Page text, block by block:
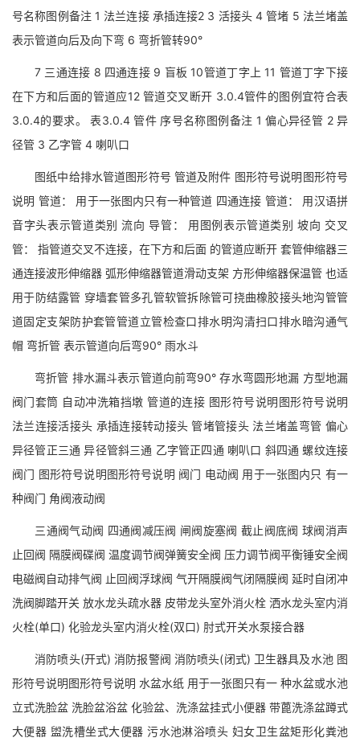
号名称图例备注 1 法兰连接 承插连接2 3 活接头 4 管堵 5 法兰堵盖
表示管道向后及向下弯 6 弯折管转90°
7 三通连接 8 四通连接 9 盲板 10管道丁字上 11 管道丁字下接
在下方和后面的管道应12 管道交叉断开 3.0.4管件的图例宜符合表
3.0.4的要求。 表3.0.4 管件 序号名称图例备注 1 偏心异径管 2 异
径管 3 乙字管 4 喇叭口
图纸中给排水管道图形符号 管道及附件 图形符号说明图形符号
说明 管道： 用于一张图内只有一种管道 四通连接 管道： 用汉语拼
音字头表示管道类别 流向 导管： 用图例表示管道类别 坡向 交叉
管： 指管道交叉不连接，在下方和后面 的管道应断开 套管伸缩器三
通连接波形伸缩器 弧形伸缩器管道滑动支架 方形伸缩器保温管 也适
用于防结露管 穿墙套管多孔管软管拆除管可挠曲橡胶接头地沟管管
道固定支架防护套管管道立管检查口排水明沟清扫口排水暗沟通气
帽 弯折管 表示管道向后弯90° 雨水斗
弯折管 排水漏斗表示管道向前弯90° 存水弯圆形地漏 方型地漏
阀门套筒 自动冲洗箱挡墩 管道的连接 图形符号说明图形符号说明
法兰连接活接头 承插连接转动接头 管堵管接头 法兰堵盖弯管 偏心
异径管正三通 异径管斜三通 乙字管正四通 喇叭口 斜四通 螺纹连接
阀门 图形符号说明图形符号说明 阀门 电动阀 用于一张图内只 有一
种阀门 角阀液动阀
三通阀气动阀 四通阀减压阀 闸阀旋塞阀 截止阀底阀 球阀消声
止回阀 隔膜阀碟阀 温度调节阀弹簧安全阀 压力调节阀平衡锤安全阀
电磁阀自动排气阀 止回阀浮球阀 气开隔膜阀气闭隔膜阀 延时自闭冲
洗阀脚踏开关 放水龙头疏水器 皮带龙头室外消火栓 洒水龙头室内消
火栓(单口) 化验龙头室内消火栓(双口) 肘式开关水泵接合器
消防喷头(开式) 消防报警阀 消防喷头(闭式) 卫生器具及水池 图
形符号说明图形符号说明 水盆水纸 用于一张图只有一 种水盆或水池
立式洗脸盆 洗脸盆浴盆 化验盆、洗涤盆挂式小便器 带蓖洗涤盆蹲式
大便器 盥洗槽坐式大便器 污水池淋浴喷头 妇女卫生盆矩形化粪池